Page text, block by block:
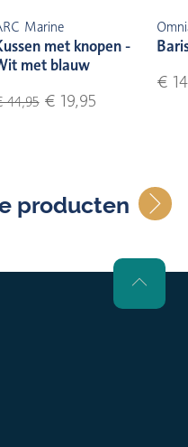
Marine
met knopen -
met blauw
44,95€ 19,95
€
producten